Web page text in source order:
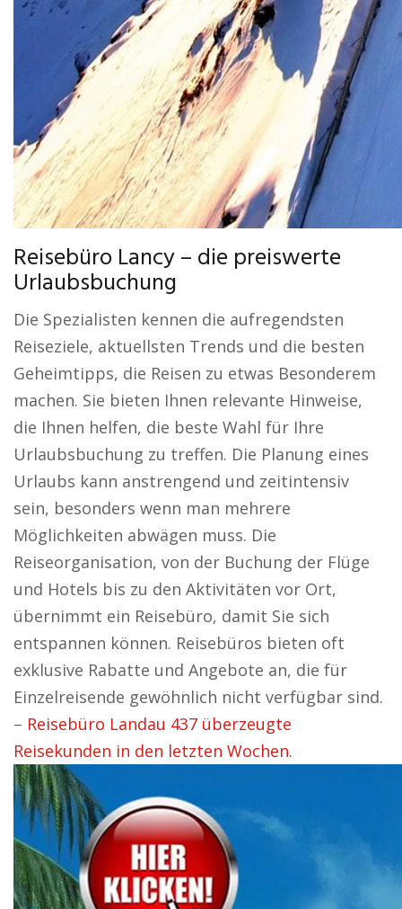
Reisebüro Lancy – die preiswerte
Urlaubsbuchung
Die Spezialisten kennen die aufregendsten
Reiseziele, aktuellsten Trends und die besten
Geheimtipps, die Reisen zu etwas Besonderem
machen. Sie bieten Ihnen relevante Hinweise,
die Ihnen helfen, die beste Wahl für Ihre
Urlaubsbuchung zu treffen. Die Planung eines
Urlaubs kann anstrengend und zeitintensiv
sein, besonders wenn man mehrere
Möglichkeiten abwägen muss. Die
Reiseorganisation, von der Buchung der Flüge
und Hotels bis zu den Aktivitäten vor Ort,
übernimmt ein Reisebüro, damit Sie sich
entspannen können. Reisebüros bieten oft
exklusive Rabatte und Angebote an, die für
Einzelreisende gewöhnlich nicht verfügbar sind.
– Reisebüro Landau 437 überzeugte
Reisekunden in den letzten Wochen.